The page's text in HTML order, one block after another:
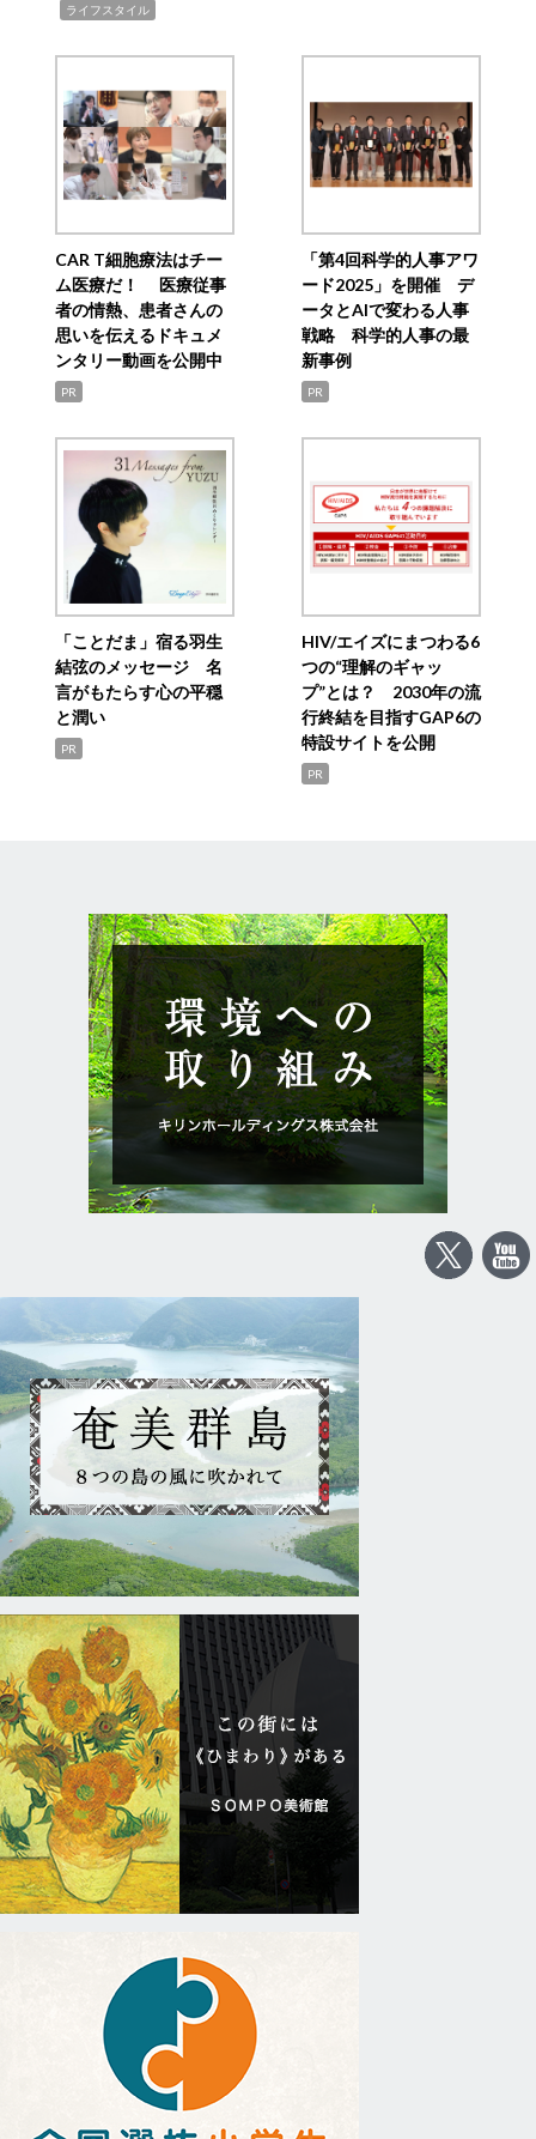
ライフスタイル
CAR T細胞療法はチー
ム医療だ！ 医療従事
者の情熱、患者さんの
思いを伝えるドキュメ
ンタリー動画を公開中
PR
「第4回科学的人事アワ
ード2025」を開催 デ
ータとAIで変わる人事
戦略 科学的人事の最
新事例
PR
「ことだま」宿る羽生
結弦のメッセージ 名
言がもたらす心の平穏
と潤い
PR
HIV/エイズにまつわる6
つの“理解のギャッ
プ”とは？ 2030年の流
行終結を目指すGAP6の
特設サイトを公開
PR